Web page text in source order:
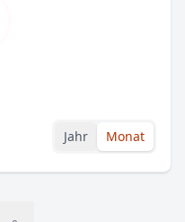
Jahr Monat